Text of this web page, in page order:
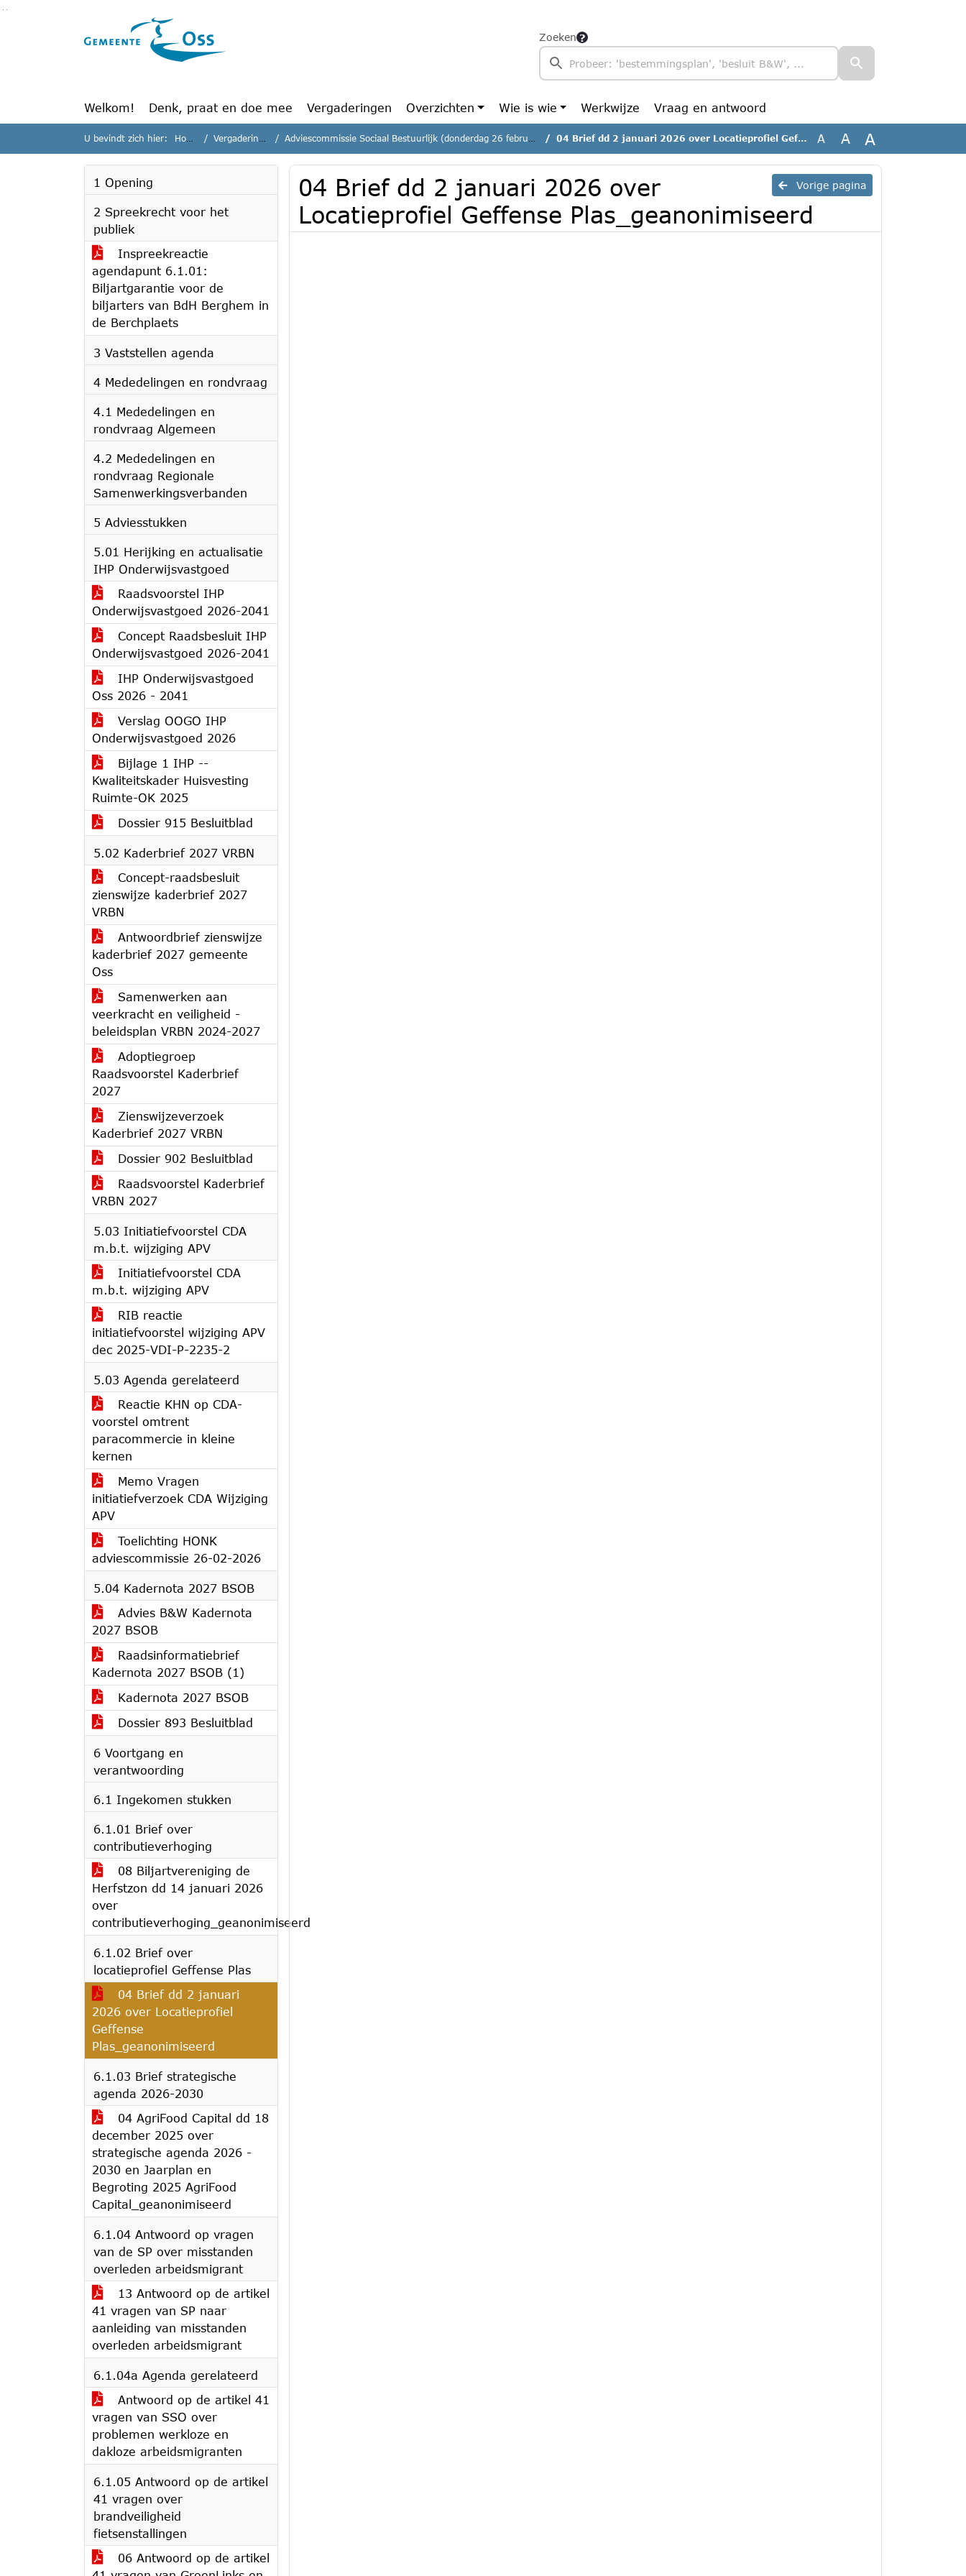
Ga naar de inhoud van deze pagina
Zoeken
Welkom! Denk, praat en doe mee Vergaderingen Overzichten Wie is wie Werkwijze Vraag en antwoord
U bevindt zich hier: Home Vergaderingen Adviescommissie Sociaal Bestuurlijk (donderdag 26 februari 2026) 04 Brief dd 2 januari 2026 over Locatieprofiel Geffense Plas_geanonimiseerd A A A
1 Opening
2 Spreekrecht voor het
publiek
Inspreekreactie
agendapunt 6.1.01:
Biljartgarantie voor de
biljarters van BdH Berghem in
de Berchplaets
3 Vaststellen agenda
4 Mededelingen en rondvraag
4.1 Mededelingen en
rondvraag Algemeen
4.2 Mededelingen en
rondvraag Regionale
Samenwerkingsverbanden
5 Adviesstukken
5.01 Herijking en actualisatie
IHP Onderwijsvastgoed
Raadsvoorstel IHP
Onderwijsvastgoed 2026-2041
Concept Raadsbesluit IHP
Onderwijsvastgoed 2026-2041
IHP Onderwijsvastgoed
Oss 2026 - 2041
Verslag OOGO IHP
Onderwijsvastgoed 2026
Bijlage 1 IHP --
Kwaliteitskader Huisvesting
Ruimte-OK 2025
Dossier 915 Besluitblad
5.02 Kaderbrief 2027 VRBN
Concept-raadsbesluit
zienswijze kaderbrief 2027
VRBN
Antwoordbrief zienswijze
kaderbrief 2027 gemeente
Oss
Samenwerken aan
veerkracht en veiligheid -
beleidsplan VRBN 2024-2027
Adoptiegroep
Raadsvoorstel Kaderbrief
2027
Zienswijzeverzoek
Kaderbrief 2027 VRBN
Dossier 902 Besluitblad
Raadsvoorstel Kaderbrief
VRBN 2027
5.03 Initiatiefvoorstel CDA
m.b.t. wijziging APV
Initiatiefvoorstel CDA
m.b.t. wijziging APV
RIB reactie
initiatiefvoorstel wijziging APV
dec 2025-VDI-P-2235-2
5.03 Agenda gerelateerd
Reactie KHN op CDA-
voorstel omtrent
paracommercie in kleine
kernen
Memo Vragen
initiatiefverzoek CDA Wijziging
APV
Toelichting HONK
adviescommissie 26-02-2026
5.04 Kadernota 2027 BSOB
Advies B&W Kadernota
2027 BSOB
Raadsinformatiebrief
Kadernota 2027 BSOB (1)
Kadernota 2027 BSOB
Dossier 893 Besluitblad
6 Voortgang en
verantwoording
6.1 Ingekomen stukken
6.1.01 Brief over
contributieverhoging
08 Biljartvereniging de
Herfstzon dd 14 januari 2026
over
contributieverhoging_geanonimiseerd
6.1.02 Brief over
locatieprofiel Geffense Plas
04 Brief dd 2 januari
2026 over Locatieprofiel
Geffense
Plas_geanonimiseerd
6.1.03 Brief strategische
agenda 2026-2030
04 AgriFood Capital dd 18
december 2025 over
strategische agenda 2026 -
2030 en Jaarplan en
Begroting 2025 AgriFood
Capital_geanonimiseerd
6.1.04 Antwoord op vragen
van de SP over misstanden
overleden arbeidsmigrant
13 Antwoord op de artikel
41 vragen van SP naar
aanleiding van misstanden
overleden arbeidsmigrant
6.1.04a Agenda gerelateerd
Antwoord op de artikel 41
vragen van SSO over
problemen werkloze en
dakloze arbeidsmigranten
6.1.05 Antwoord op de artikel
41 vragen over
brandveiligheid
fietsenstallingen
06 Antwoord op de artikel
Vorige pagina
04 Brief dd 2 januari 2026 over
Locatieprofiel Geffense Plas_geanonimiseerd